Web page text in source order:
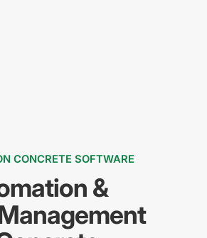
CONCRETE SOFTWARE
&